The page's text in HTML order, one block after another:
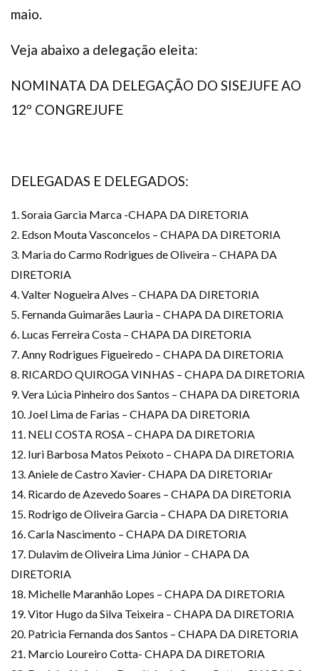
maio.
Veja abaixo a delegação eleita:
NOMINATA DA DELEGAÇÃO DO SISEJUFEAO
12º CONGREJUFE
DELEGADAS E DELEGADOS:
1. Soraia Garcia Marca -CHAPA DA DIRETORIA
2. Edson Mouta Vasconcelos – CHAPA DA DIRETORIA
3. Maria do Carmo Rodrigues de Oliveira – CHAPA DA
DIRETORIA
4. Valter Nogueira Alves – CHAPA DA DIRETORIA
5. Fernanda Guimarães Lauria – CHAPA DA DIRETORIA
6. Lucas Ferreira Costa – CHAPA DA DIRETORIA
7. Anny Rodrigues Figueiredo – CHAPA DA DIRETORIA
8. RICARDO QUIROGA VINHAS – CHAPA DA DIRETORIA
9. Vera Lúcia Pinheiro dos Santos – CHAPA DA DIRETORIA
10. Joel Lima de Farias – CHAPA DA DIRETORIA
11. NELI COSTA ROSA – CHAPA DA DIRETORIA
12. Iuri Barbosa Matos Peixoto – CHAPA DA DIRETORIA
13. Aniele de Castro Xavier- CHAPA DA DIRETORIAr
14. Ricardo de Azevedo Soares – CHAPA DA DIRETORIA
15. Rodrigo de Oliveira Garcia – CHAPA DA DIRETORIA
16. Carla Nascimento – CHAPA DA DIRETORIA
17. Dulavim de Oliveira Lima Júnior – CHAPA DA
DIRETORIA
18. Michelle Maranhão Lopes – CHAPA DA DIRETORIA
19. Vitor Hugo da Silva Teixeira – CHAPA DA DIRETORIA
20. Patricia Fernanda dos Santos – CHAPA DA DIRETORIA
21. Marcio Loureiro Cotta- CHAPA DA DIRETORIA